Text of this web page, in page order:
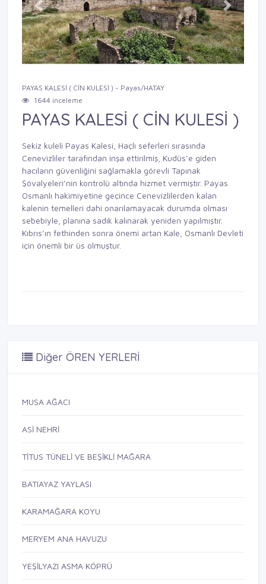
Previous Next
PAYAS KALESİ ( CİN KULESİ ) - Payas/HATAY
1644 inceleme
PAYAS KALESİ ( CİN KULESİ )
Sekiz kuleli Payas Kalesi, Haçlı seferleri sırasında
Cenevizliler tarafından inşa ettirilmiş, Kudüs’e giden
hacıların güvenliğini sağlamakla görevli Tapınak
Şövalyeleri’nin kontrolü altında hizmet vermiştir. Payas
Osmanlı hakimiyetine geçince Cenevizlilerden kalan
kalenin temelleri dahi onarılamayacak durumda olması
sebebiyle, planına sadık kalınarak yeniden yapılmıştır.
Kıbrıs’ın fethinden sonra önemi artan Kale, Osmanlı Devleti
için önemli bir üs olmuştur.
Diğer ÖREN YERLERİ
MUSA AĞACI
ASİ NEHRİ
TİTUS TÜNELİ VE BEŞİKLİ MAĞARA
BATIAYAZ YAYLASI
KARAMAĞARA KOYU
MERYEM ANA HAVUZU
YEŞİLYAZI ASMA KÖPRÜ